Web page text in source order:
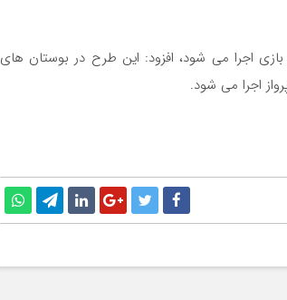
اجرا می شود، افزود: این طرح در بوستان های
اجرا می شود.